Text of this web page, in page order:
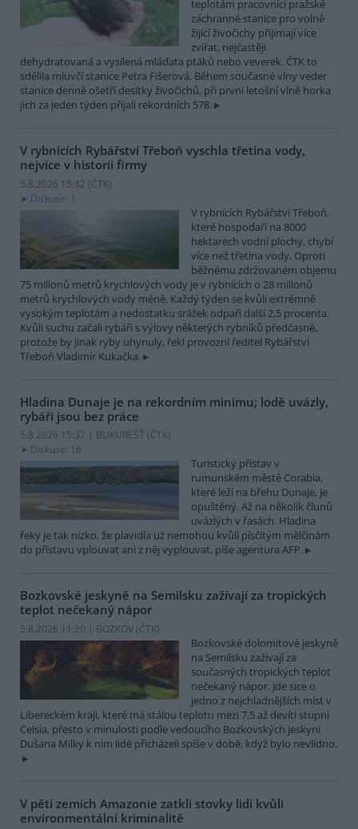
teplotám pracovníci pražské
záchranné stanice pro volně
žijící živočichy přijímají více
zvířat, nejčastěji
dehydratovaná a vysílená mláďata ptáků nebo veverek. ČTK to
sdělila mluvčí stanice Petra Fišerová. Během současné vlny veder
stanice denně ošetří desítky živočichů, při první letošní vlně horka
jich za jeden týden přijali rekordních 578.
V rybnících Rybářství Třeboň vyschla třetina vody,
nejvíce v historii firmy
5.8.2026 15:42 (ČTK)
Diskuse: 1
V rybnících Rybářství Třeboň,
které hospodaří na 8000
hektarech vodní plochy, chybí
více než třetina vody. Oproti
běžnému zdržovaném objemu
75 milionů metrů krychlových vody je v rybnících o 28 milionů
metrů krychlových vody méně. Každý týden se kvůli extrémně
vysokým teplotám a nedostatku srážek odpaří další 2,5 procenta.
Kvůli suchu začali rybáři s výlovy některých rybníků předčasně,
protože by jinak ryby uhynuly, řekl provozní ředitel Rybářství
Třeboň Vladimír Kukačka.
Hladina Dunaje je na rekordním minimu; lodě uvázly,
rybáři jsou bez práce
5.8.2026 15:37 | BUKUREŠŤ (ČTK)
Diskuse: 16
Turistický přístav v
rumunském městě Corabia,
které leží na břehu Dunaje, je
opuštěný. Až na několik člunů
uvázlých v řasách. Hladina
řeky je tak nízko, že plavidla už nemohou kvůli písčitým mělčinám
do přístavu vplouvat ani z něj vyplouvat, píše agentura AFP.
Bozkovské jeskyně na Semilsku zažívají za tropických
teplot nečekaný nápor
5.8.2026 11:20 | BOZKOV (ČTK)
Bozkovské dolomitové jeskyně
na Semilsku zažívají za
současných tropických teplot
nečekaný nápor. Jde sice o
jedno z nejchladnějších míst v
Libereckém kraji, které má stálou teplotu mezi 7,5 až devíti stupni
Celsia, přesto v minulosti podle vedoucího Bozkovských jeskyní
Dušana Milky k nim lidé přicházeli spíše v době, když bylo nevlídno.
V pěti zemích Amazonie zatkli stovky lidí kvůli
environmentální kriminalitě